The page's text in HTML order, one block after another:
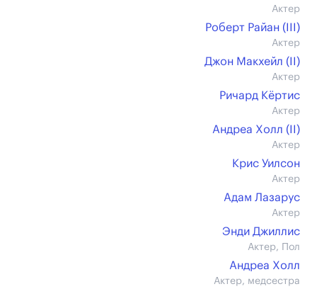
Актер
Роберт Райан (III)
Актер
Джон Макхейл (II)
Актер
Ричард Кёртис
Актер
Андреа Холл (II)
Актер
Крис Уилсон
Актер
Адам Лазарус
Актер
Энди Джиллис
Актер, Пол
Андреа Холл
Актер, медсестра